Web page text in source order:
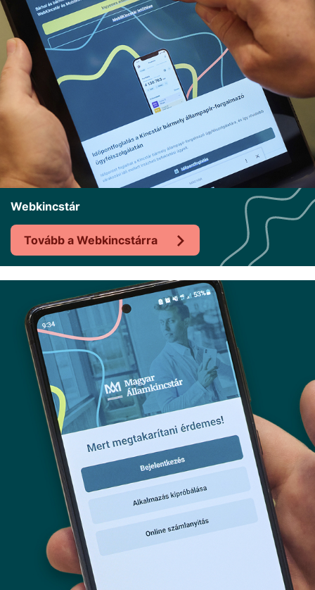
Webkincstár
Tovább a Webkincstárra